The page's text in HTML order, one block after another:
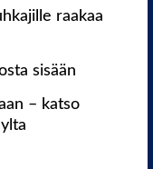
raakaa
sisään
– katso